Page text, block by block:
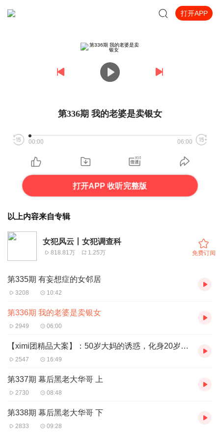
打开APP
第336期 我的老婆是卖银女
00:00 06:00
打开APP 收听完整版
以上内容来自专辑
女犯风云丨女犯调查科
818.81万 1.25万 免费订阅
第335期 有妄想症的女邻居
3208 10:42
第336期 我的老婆是卖银女
2949 06:00
【ximi团精品大案】：50岁大妈的诱惑，化身20岁研究生骗色，为什么没人发现
2547 16:49
第337期 幕后黑老大华哥 上
2730 08:48
第338期 幕后黑老大华哥 下
2833 09:28